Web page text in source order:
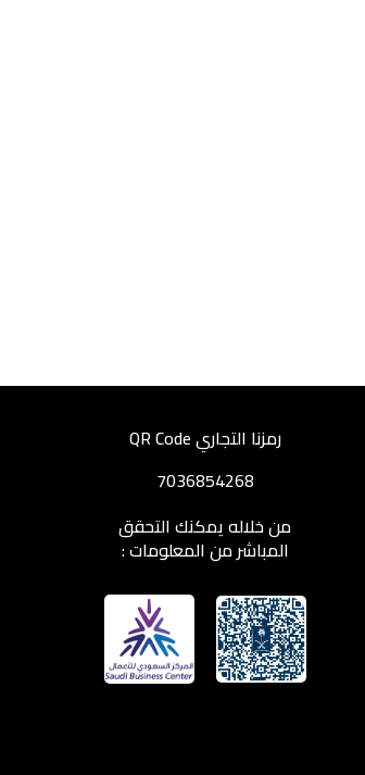
رمزنا التجاري QR Code
7036854268
من خلاله يمكنك التحقق
المباشر من المعلومات :